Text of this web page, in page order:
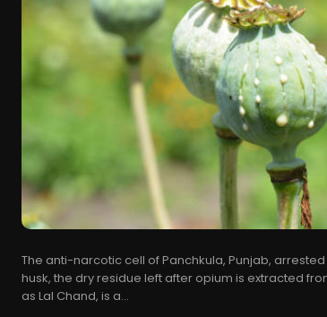
The anti-narcotic cell of Panchkula, Punjab,
husk, the dry residue left after opium is extracted
as Lal Chand, is a...